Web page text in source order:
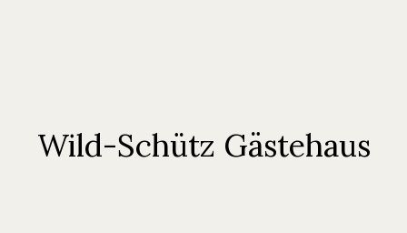
Wild-Schütz Gästehaus